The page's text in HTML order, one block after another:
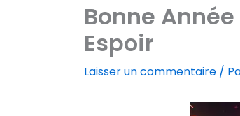
Bonne
Espoir
Laisser un commentaire /